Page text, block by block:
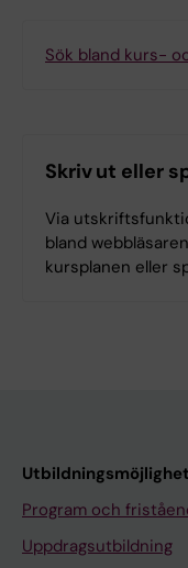
Sök bland kurs-
Skriv ut eller
Via
bland
kursplanen eller
Program och
Uppdragsutbildning